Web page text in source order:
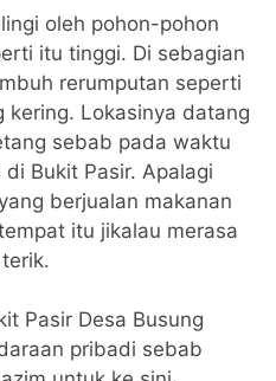
oleh pohon-pohon
itu tinggi. Di sebagian
rerumputan seperti
Lokasinya datang
sebab pada waktu
Bukit Pasir. Apalagi
berjualan makanan
itu jikalau merasa
Pasir Desa Busung
pribadi sebab